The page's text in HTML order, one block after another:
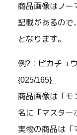
商品画像はノー
記載があるので
となります。
例?：ピカチュ
{025/165}_
商品画像は「モ
名に「マスター
実物の商品は「